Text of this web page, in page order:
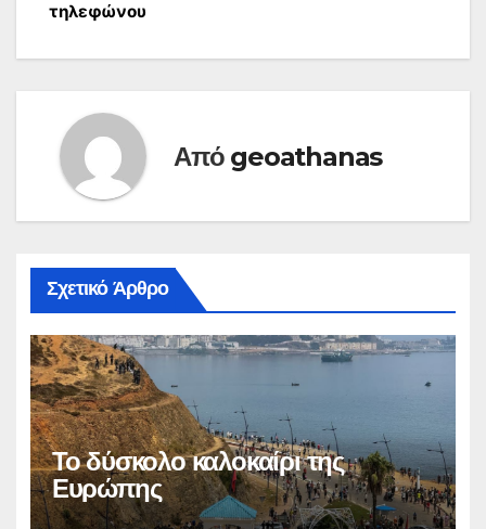
τηλεφώνου
Από geoathanas
Σχετικό Άρθρο
Το δύσκολο καλοκαίρι της
Ευρώπης